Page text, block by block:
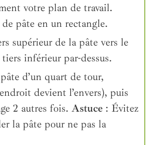
votre plan de travail.
pâte en un rectangle.
supérieur de la pâte vers le
inférieur par-dessus.
d’un quart de tour,
devient l’envers), puis
2 autres fois. Astuce : Évitez
la pâte pour ne pas la